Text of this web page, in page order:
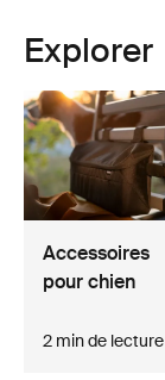
Explorer
Accessoires
pour chien
2 min de lecture